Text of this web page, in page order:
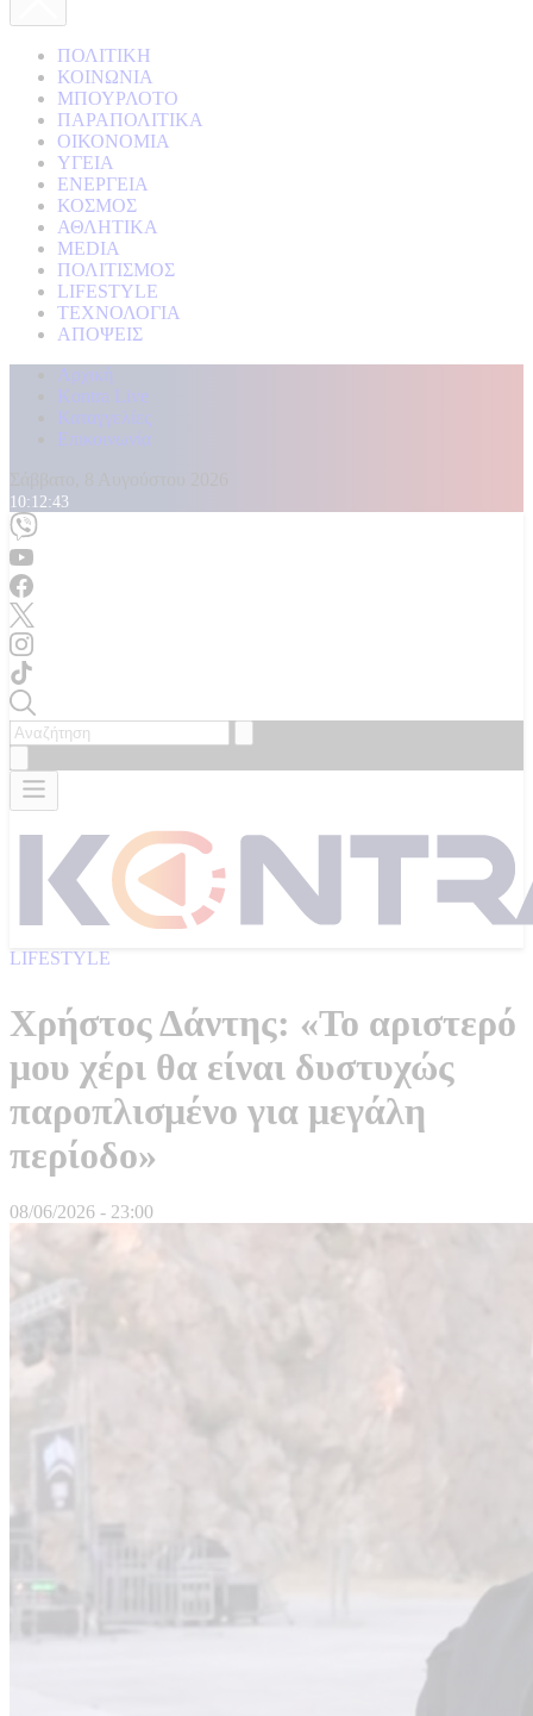
ΠΟΛΙΤΙΚΗ
ΚΟΙΝΩΝΙΑ
ΜΠΟΥΡΛΟΤΟ
ΠΑΡΑΠΟΛΙΤΙΚΑ
ΟΙΚΟΝΟΜΙΑ
ΥΓΕΙΑ
ΕΝΕΡΓΕΙΑ
ΚΟΣΜΟΣ
ΑΘΛΗΤΙΚΑ
MEDIA
ΠΟΛΙΤΙΣΜΟΣ
LIFESTYLE
ΤΕΧΝΟΛΟΓΙΑ
ΑΠΟΨΕΙΣ
Αρχική
Kontra Live
Καταγγελίες
Επικοινωνία
10:12:45
LIFESTYLE
Χρήστος Δάντης: «Το αριστερό
μου χέρι θα είναι δυστυχώς
παροπλισμένο για μεγάλη
περίοδο»
08/06/2026 - 23:00